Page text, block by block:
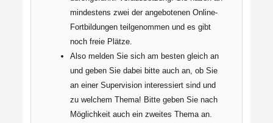
mindestens zwei der angebotenen Online-
Fortbildungen teilgenommen und es gibt
noch freie Plätze.
Also melden Sie sich am besten gleich an
und geben Sie dabei bitte auch an, ob Sie
an einer Supervision interessiert sind und
zu welchem Thema! Bitte geben Sie nach
Möglichkeit auch ein zweites Thema an.